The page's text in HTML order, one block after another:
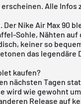
Alle Infos
Der Nike Air Max 90
Sohle, Nähten auf
keiner so
das legendäre
kaufen?
nächsten Tagen
wird wie gewohnt
Release auf